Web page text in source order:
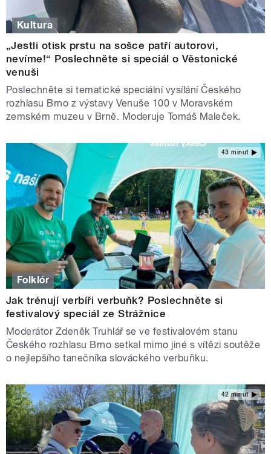
Kultura
„Jestli otisk prstu na sošce patří autorovi,
nevíme!“ Poslechněte si speciál o Věstonické
venuši
Poslechněte si tematické speciální vysílání Českého
rozhlasu Brno z výstavy Venuše 100 v Moravském
zemském muzeu v Brně. Moderuje Tomáš Maleček.
43 minut
Folklór
Jak trénují verbíři verbuňk? Poslechněte si
festivalový speciál ze Strážnice
Moderátor Zdeněk Truhlář se ve festivalovém stanu
Českého rozhlasu Brno setkal mimo jiné s vítězi soutěže
o nejlepšího tanečníka slováckého verbuňku.
42 minut